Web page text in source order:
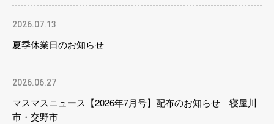
2026.07.13
夏季休業日のお知らせ
2026.06.27
マスマスニュース【2026年7月号】配布のお知らせ 寝屋川
市・交野市